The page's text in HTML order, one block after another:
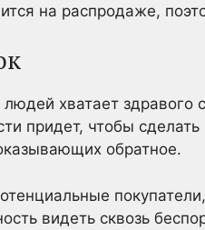
на распродаже,
хватает
придет, чтобы
обратное.
видеть сквозь